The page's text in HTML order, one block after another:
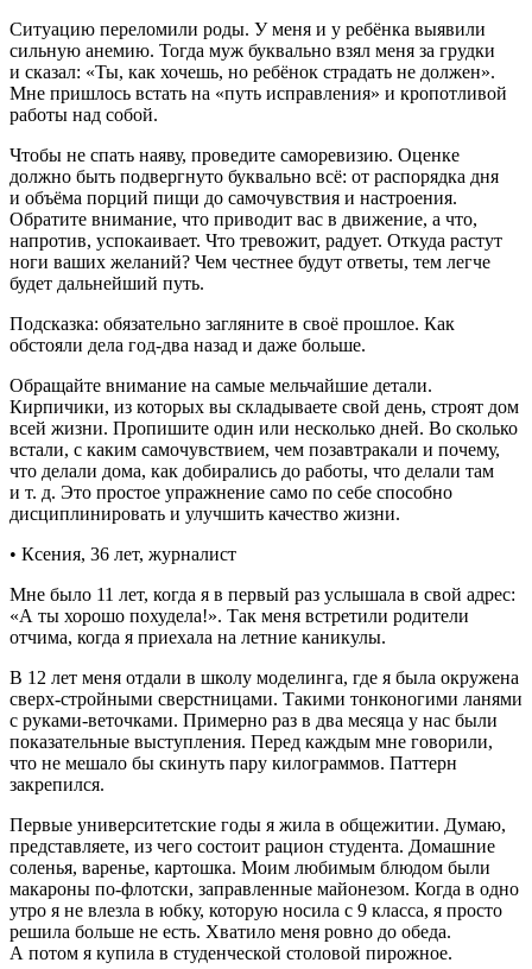
Ситуацию переломили роды. У меня и у ребёнка выявили
сильную анемию. Тогда муж буквально взял меня за грудки
и сказал: «Ты, как хочешь, но ребёнок страдать не должен».
Мне пришлось встать на «путь исправления» и кропотливой
работы над собой.
Чтобы не спать наяву, проведите саморевизию. Оценке
должно быть подвергнуто буквально всё: от распорядка дня
и объёма порций пищи до самочувствия и настроения.
Обратите внимание, что приводит вас в движение, а что,
напротив, успокаивает. Что тревожит, радует. Откуда растут
ноги ваших желаний? Чем честнее будут ответы, тем легче
будет дальнейший путь.
Подсказка: обязательно загляните в своё прошлое. Как
обстояли дела год-два назад и даже больше.
Обращайте внимание на самые мельчайшие детали.
Кирпичики, из которых вы складываете свой день, строят дом
всей жизни. Пропишите один или несколько дней. Во сколько
встали, с каким самочувствием, чем позавтракали и почему,
что делали дома, как добирались до работы, что делали там
и т. д. Это простое упражнение само по себе способно
дисциплинировать и улучшить качество жизни.
• Ксения, 36 лет, журналист
Мне было 11 лет, когда я в первый раз услышала в свой адрес:
«А ты хорошо похудела!». Так меня встретили родители
отчима, когда я приехала на летние каникулы.
В 12 лет меня отдали в школу моделинга, где я была окружена
сверх-стройными сверстницами. Такими тонконогими ланями
с руками-веточками. Примерно раз в два месяца у нас были
показательные выступления. Перед каждым мне говорили,
что не мешало бы скинуть пару килограммов. Паттерн
закрепился.
Первые университетские годы я жила в общежитии. Думаю,
представляете, из чего состоит рацион студента. Домашние
соленья, варенье, картошка. Моим любимым блюдом были
макароны по-флотски, заправленные майонезом. Когда в одно
утро я не влезла в юбку, которую носила с 9 класса, я просто
решила больше не есть. Хватило меня ровно до обеда.
А потом я купила в студенческой столовой пирожное.